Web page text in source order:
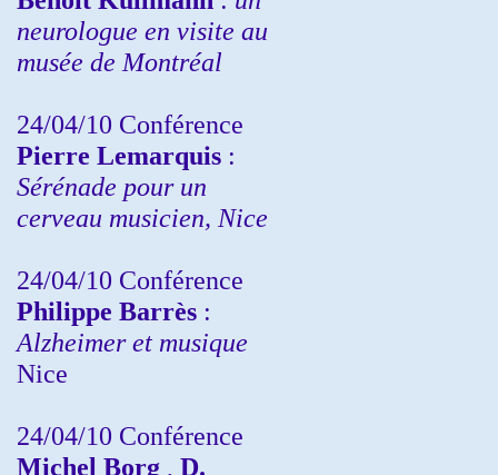
neurologue en visite au
musée de Montréal
24/04/10 Conférence
Pierre Lemarquis :
Sérénade pour un
cerveau musicien, Nice
24/04/10 Conférence
Philippe Barrès :
Alzheimer et musique
Nice
24/04/10 Conférence
Michel Borg , D.